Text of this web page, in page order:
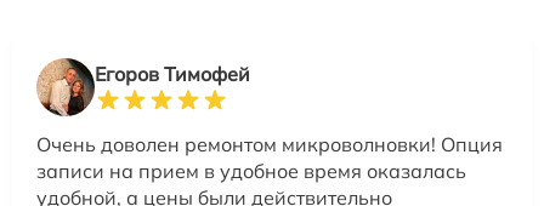
Егоров Тимофей
Очень доволен ремонтом микроволновки! Опция
записи на прием в удобное время оказалась
удобной, а цены были действительно